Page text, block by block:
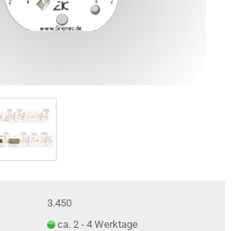
3.450
ca. 2 - 4 Werktage